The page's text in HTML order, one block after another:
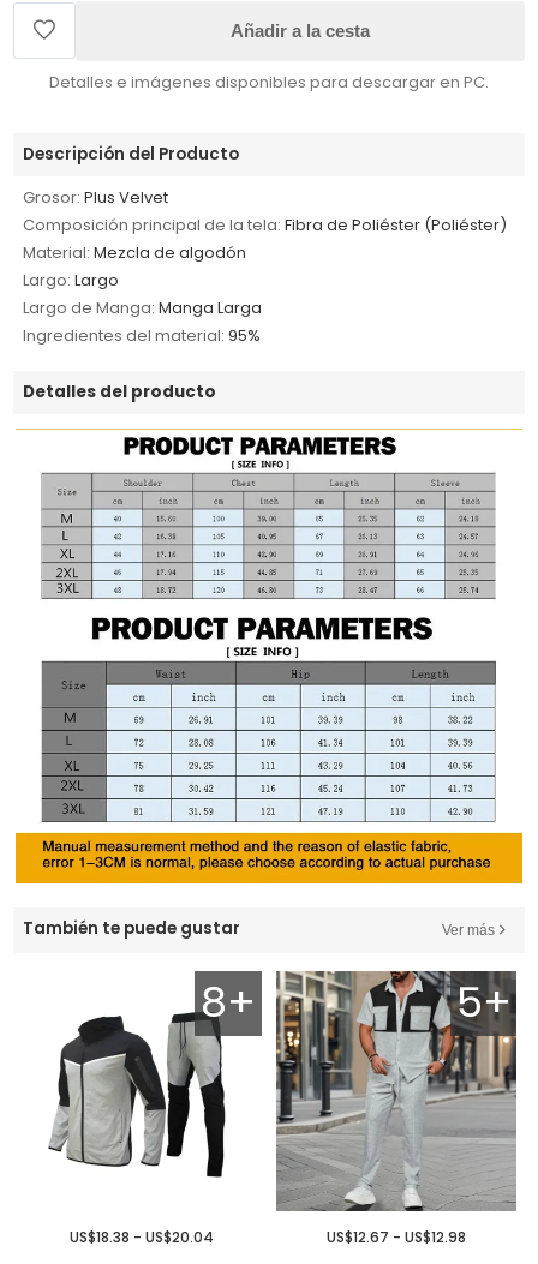
Añadir a la cesta
Detalles e imágenes disponibles para descargar en PC.
Descripción del Producto
Grosor: Plus Velvet
Composición principal de la tela: Fibra de Poliéster (Poliéster)
Material: Mezcla de algodón
Largo: Largo
Largo de Manga: Manga Larga
Ingredientes del material: 95%
Detalles del producto
También te puede gustar Ver más
8+
US$18.38 - US$20.04
5+
US$12.67 - US$12.98